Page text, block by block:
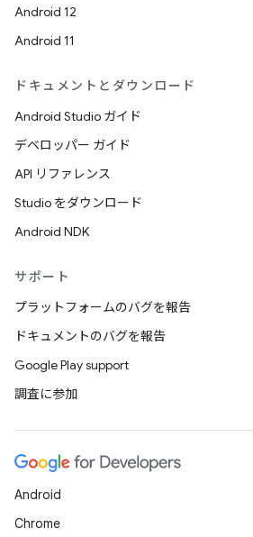
Android 12
Android 11
ドキュメントとダウンロード
Android Studio ガイド
デベロッパー ガイド
API リファレンス
Studio をダウンロード
Android NDK
サポート
プラットフォームのバグを報告
ドキュメントのバグを報告
Google Play support
調査に参加
Android
Chrome